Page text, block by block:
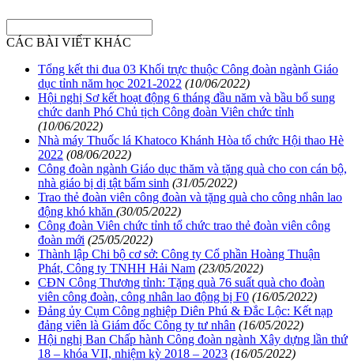
CÁC BÀI VIẾT KHÁC
Tổng kết thi đua 03 Khối trực thuộc Công đoàn ngành Giáo
dục tỉnh năm học 2021-2022 (10/06/2022)
Hội nghị Sơ kết hoạt động 6 tháng đầu năm và bầu bổ sung
chức danh Phó Chủ tịch Công đoàn Viên chức tỉnh
(10/06/2022)
Nhà máy Thuốc lá Khatoco Khánh Hòa tổ chức Hội thao Hè
2022 (08/06/2022)
Công đoàn ngành Giáo dục thăm và tặng quà cho con cán bộ,
nhà giáo bị dị tật bẩm sinh (31/05/2022)
Trao thẻ đoàn viên công đoàn và tặng quà cho công nhân lao
động khó khăn (30/05/2022)
Công đoàn Viên chức tỉnh tổ chức trao thẻ đoàn viên công
đoàn mới (25/05/2022)
Thành lập Chi bộ cơ sở: Công ty Cổ phần Hoàng Thuận
Phát, Công ty TNHH Hải Nam (23/05/2022)
CĐN Công Thương tỉnh: Tặng quà 76 suất quà cho đoàn
viên công đoàn, công nhân lao động bị F0 (16/05/2022)
Đảng ủy Cụm Công nghiệp Diên Phú & Đắc Lộc: Kết nạp
đảng viên là Giám đốc Công ty tư nhân (16/05/2022)
Hội nghị Ban Chấp hành Công đoàn ngành Xây dựng lần thứ
18 – khóa VII, nhiệm kỳ 2018 – 2023 (16/05/2022)